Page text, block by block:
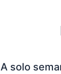
A solo